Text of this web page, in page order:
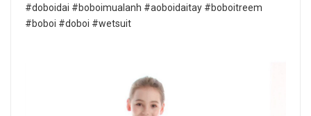
#doboidai #boboimualanh #aoboidaitay #boboitreem
#boboi #doboi #wetsuit